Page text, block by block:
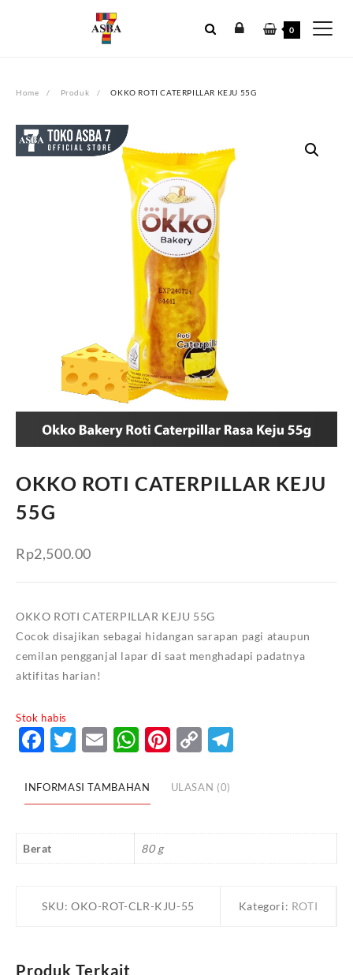
0
Home Produk OKKO ROTI CATERPILLAR KEJU 55G
OKKO ROTI CATERPILLAR KEJU
55G
Rp2,500.00
OKKO ROTI CATERPILLAR KEJU 55G
Cocok disajikan sebagai hidangan sarapan pagi ataupun
cemilan pengganjal lapar di saat menghadapi padatnya
aktifitas harian!
Stok habis
Facebook
Twitter
EmailWhatsApp
Pinterest
Copy
INFORMASI TAMBAHAN ULASAN (0)
Berat 80 g
SKU:OKO-ROT-CLR-KJU-55 Kategori: ROTI
Produk Terkait